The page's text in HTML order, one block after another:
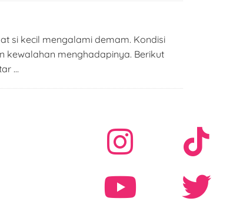
si kecil mengalami demam. Kondisi
kewalahan menghadapinya. Berikut
…